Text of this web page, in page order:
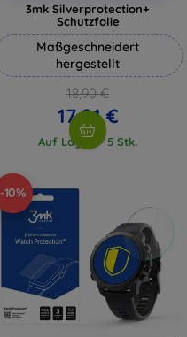
3mk Silverprotection+
Schutzfolie
Maßgeschneidert
hergestellt
18,90 €
17,01 €
Auf Lager > 5 Stk.
-10%